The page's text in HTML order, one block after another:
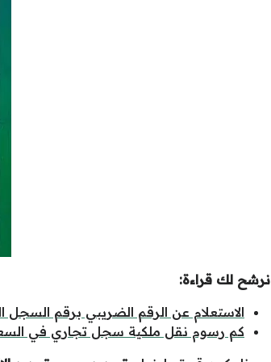
نرشح لك قراءة:
الاستعلام عن الرقم الضريبي برقم السجل
كم رسوم نقل ملكية سجل تجاري في